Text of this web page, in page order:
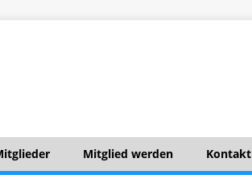
Mitglied werden Kontakt